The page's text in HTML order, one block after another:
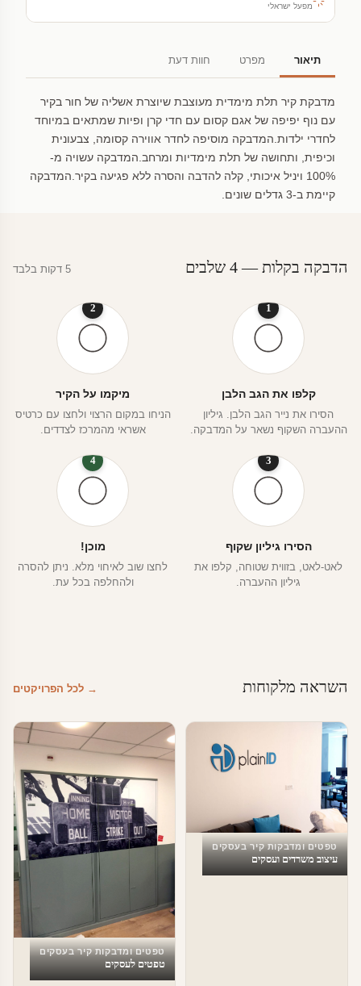
מפעל ישראלי
תיאור מפרט חוות דעת
מדבקת קיר תלת מימדית מעוצבת שיוצרת אשליה של חור בקיר
עם נוף יפיפה של אגם קסום עם חדי קרן ופיות שמתאים במיוחד
לחדרי ילדות.המדבקה מוסיפה לחדר אווירה קסומה, צבעונית
וכיפית, ותחושה של תלת מימדיות ומרחב.המדבקה עשויה מ-
100% ויניל איכותי, קלה להדבה והסרה ללא פגיעה בקיר.המדבקה
קיימת ב-3 גדלים שונים.
הדבקה בקלות — 4 שלבים 5 דקות בלבד
1
קלפו את הגב הלבן
הסירו את נייר הגב הלבן. גיליון
ההעברה השקוף נשאר על המדבקה.
2
מיקמו על הקיר
הניחו במקום הרצוי ולחצו עם כרטיס
אשראי מהמרכז לצדדים.
3
הסירו גיליון שקוף
לאט-לאט, בזווית שטוחה, קלפו את
גיליון ההעברה.
4
מוכן!
לחצו שוב לאיחוי מלא. ניתן להסרה
ולהחלפה בכל עת.
השראה מלקוחות → לכל הפרויקטים
טפטים ומדבקות קיר בעסקים
עיצוב משרדים ועסקים
טפטים ומדבקות קיר בעסקים
טפטים לעסקים